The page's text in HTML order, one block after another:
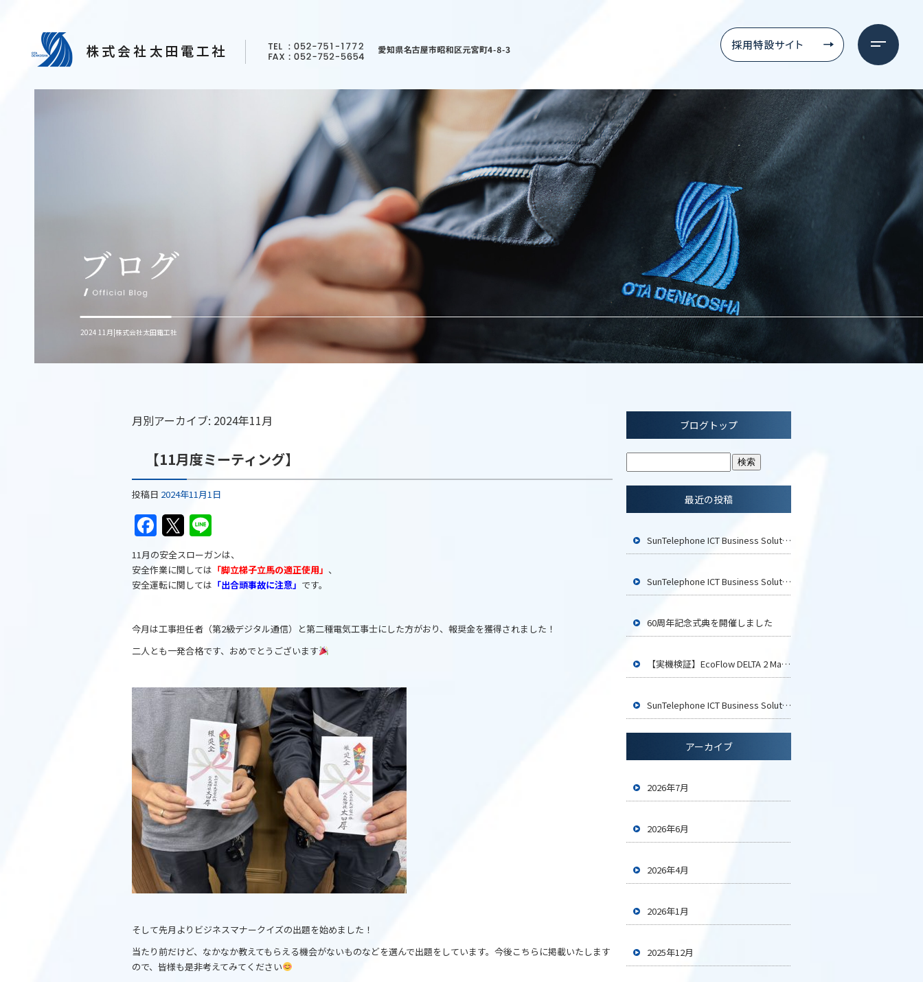
2024 11月|株式会社太田電工社
月別アーカイブ: 2024年11月
【11月度ミーティング】
投稿日 2024年11月1日
F
a
c
e
o
o
k
T
w
itt
er
n
e
11月の安全スローガンは、
安全作業に関しては 「脚立梯子立馬の適正使用」 、
安全運転に関しては 「出合頭事故に注意」 です。
今月は工事担任者（第2級デジタル通信）と第二種電気工事士にした方がおり、報奨金を獲得されました！
二人とも一発合格です、おめでとうございます
そして先月よりビジネスマナークイズの出題を始めました！
当たり前だけど、なかなか教えてもらえる機会がないものなどを選んで出題をしています。今後こちらに掲載いたします
ので、皆様も是非考えてみてください
ブログトップ
最近の投稿
SunTelephone ICT Business Solution2026 広島に参加いたします
SunTelephone ICT Business Solution2026 福岡に参加いたします
60周年記念式典を開催しました
【実機検証】EcoFlow DELTA 2 Maxでイカ釣り用LEDライト4台は何時間使える？
SunTelephone ICT Business Solution2026 大阪に参加いたします
アーカイブ
2026年7月
2026年6月
2026年4月
2026年1月
2025年12月